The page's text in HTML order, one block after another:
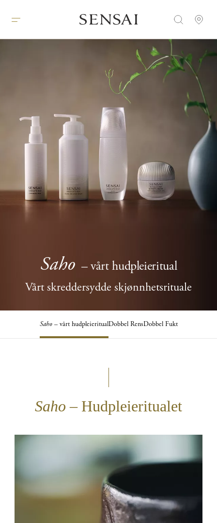
Saho – vårt hudpleieritual
Vårt skreddersydde skjønnhetsrituale
Saho– vårt hudpleieritualDobbel RensDobbel Fukt
Saho – Hudpleieritualet